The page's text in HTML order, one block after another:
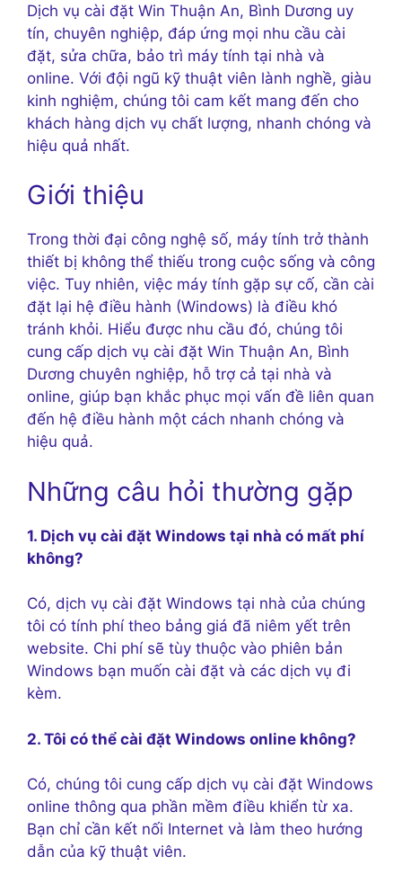
Dịch vụ cài đặt Win Thuận An, Bình Dương uy
tín, chuyên nghiệp, đáp ứng mọi nhu cầu cài
đặt, sửa chữa, bảo trì máy tính tại nhà và
online. Với đội ngũ kỹ thuật viên lành nghề, giàu
kinh nghiệm, chúng tôi cam kết mang đến cho
khách hàng dịch vụ chất lượng, nhanh chóng và
hiệu quả nhất.
Giới thiệu
Trong thời đại công nghệ số, máy tính trở thành
thiết bị không thể thiếu trong cuộc sống và công
việc. Tuy nhiên, việc máy tính gặp sự cố, cần cài
đặt lại hệ điều hành (Windows) là điều khó
tránh khỏi. Hiểu được nhu cầu đó, chúng tôi
cung cấp dịch vụ cài đặt Win Thuận An, Bình
Dương chuyên nghiệp, hỗ trợ cả tại nhà và
online, giúp bạn khắc phục mọi vấn đề liên quan
đến hệ điều hành một cách nhanh chóng và
hiệu quả.
Những câu hỏi thường gặp
1. Dịch vụ cài đặt Windows tại nhà có mất phí
không?
Có, dịch vụ cài đặt Windows tại nhà của chúng
tôi có tính phí theo bảng giá đã niêm yết trên
website. Chi phí sẽ tùy thuộc vào phiên bản
Windows bạn muốn cài đặt và các dịch vụ đi
kèm.
2. Tôi có thể cài đặt Windows online không?
Có, chúng tôi cung cấp dịch vụ cài đặt Windows
online thông qua phần mềm điều khiển từ xa.
Bạn chỉ cần kết nối Internet và làm theo hướng
dẫn của kỹ thuật viên.